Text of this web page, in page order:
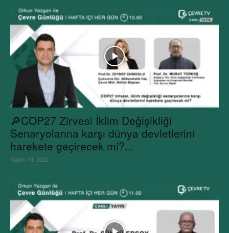
🔎COP27 Zirvesi İklim Değişikliği
Senaryolarına karşı dünya devletlerini
harekete geçirecek mi?...
Kasım 10, 2022